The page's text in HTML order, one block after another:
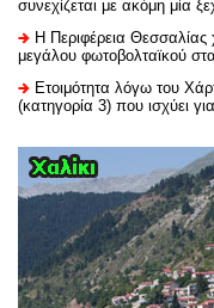
συνεχίζεται με ακόμη μία
H Περιφέρεια Θεσσαλίας
μεγάλου φωτοβολταϊκού
Ετοιμότητα λόγω του
(κατηγορία 3) που ισχύει